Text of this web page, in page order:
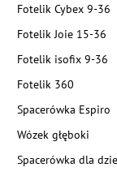
Fotelik Cybex 9-36
Fotelik Joie 15-36
Fotelik isofix 9-36
Fotelik 360
Spacerówka Espiro
Wózek głęboki
Spacerówka dla